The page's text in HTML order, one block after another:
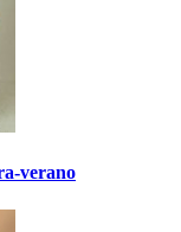
verano